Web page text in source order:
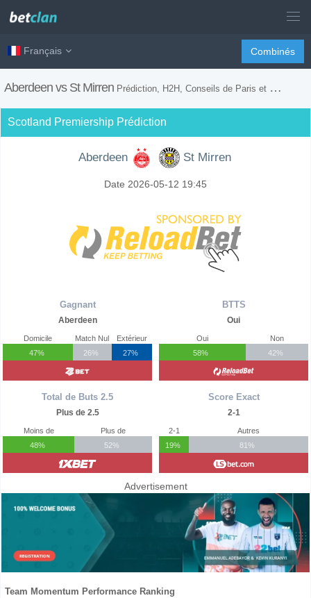
Français Combinés
Aberdeen vs St Mirren Prédiction, H2H, Conseils de Paris et Prévision du Match
Scotland Premiership Prédiction
Aberdeen St Mirren
Date 2026-05-12 19:45
Gagnant
Aberdeen
Domicile
47%
Match Nul
26%
Extérieur
27%
Total de Buts 2.5
Plus de 2.5
Moins de
48%
Plus de
52%
BTTS
Oui
Oui
58%
Non
42%
Score Exact
2-1
2-1
19%
Autres
81%
Advertisement
Team Momentum Performance Ranking